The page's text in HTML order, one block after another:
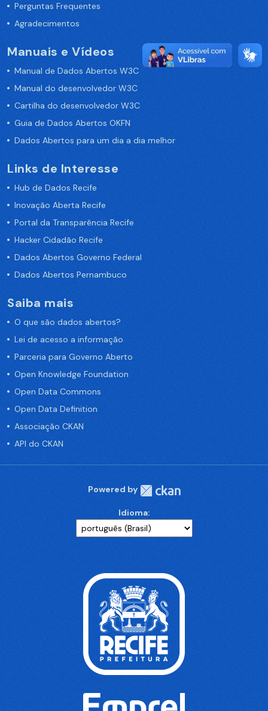
Perguntas Frequentes
Agradecimentos
Manuais e Vídeos
Manual de Dados Abertos W3C
Manual do desenvolvedor W3C
Cartilha do desenvolvedor W3C
Guia de Dados Abertos OKFN
Dados Abertos para um dia a dia melhor
Links de Interesse
Hub de Dados Recife
Inovação Aberta Recife
Portal da Transparência Recife
Hacker Cidadão Recife
Dados Abertos Governo Federal
Dados Abertos Pernambuco
Saiba mais
O que são dados abertos?
Lei de acesso a informação
Parceria para Governo Aberto
Open Knowledge Foundation
Open Data Commons
Open Data Definition
Associação CKAN
API do CKAN
Powered by
Idioma